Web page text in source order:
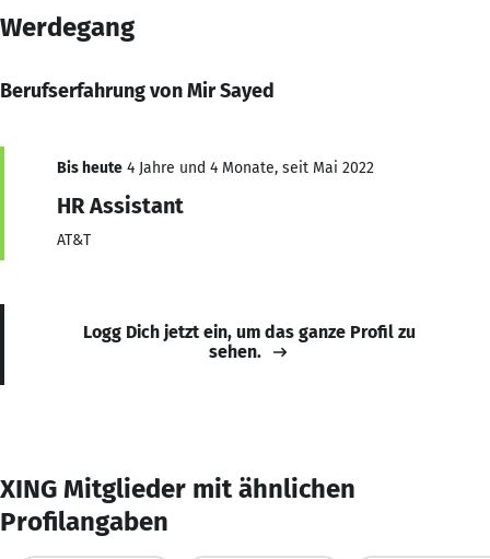
Werdegang
Berufserfahrung von Mir Sayed
Bis heute 4 Jahre und 4 Monate, seit Mai 2022
HR Assistant
AT&T
Logg Dich jetzt ein, um das ganze Profil zu
sehen.
XING Mitglieder mit ähnlichen
Profilangaben